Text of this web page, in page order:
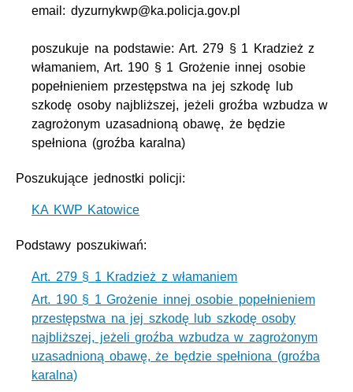
email: dyzurnykwp@ka.policja.gov.pl
poszukuje na podstawie: Art. 279 § 1 Kradzież z
włamaniem, Art. 190 § 1 Grożenie innej osobie
popełnieniem przestępstwa na jej szkodę lub
szkodę osoby najbliższej, jeżeli groźba wzbudza w
zagrożonym uzasadnioną obawę, że będzie
spełniona (groźba karalna)
Poszukujące jednostki policji:
KA KWP Katowice
Podstawy poszukiwań:
Art. 279 § 1 Kradzież z włamaniem
Art. 190 § 1 Grożenie innej osobie popełnieniem
przestępstwa na jej szkodę lub szkodę osoby
najbliższej, jeżeli groźba wzbudza w zagrożonym
uzasadnioną obawę, że będzie spełniona (groźba
karalna)